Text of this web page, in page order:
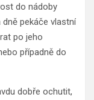
do nádoby
pekáče vlastní
po jeho
případně do
dobře ochutit,